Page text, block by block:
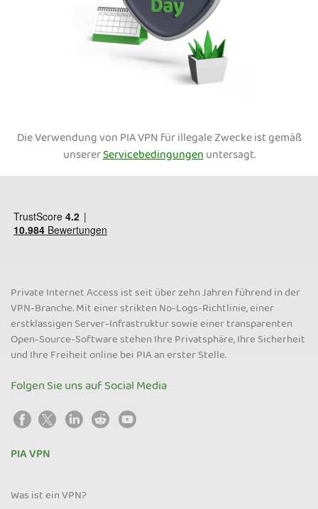
Die Verwendung von PIA VPN für illegale Zwecke ist gemäß
unsererServicebedingungenuntersagt.
Private Internet Access ist seit über zehn Jahren führend in der
VPN-Branche. Mit einer strikten No-Logs-Richtlinie, einer
erstklassigen Server-Infrastruktur sowie einer transparenten
Open-Source-Software stehen Ihre Privatsphäre, Ihre Sicherheit
und Ihre Freiheit online bei PIA an erster Stelle.
Folgen Sie uns auf Social Media
PIA VPN
Was ist ein VPN?